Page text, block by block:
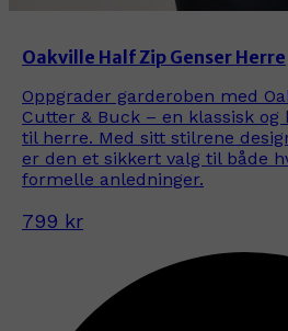
Oakville Half Zip Genser Herre
Oppgrader garderoben med
Cutter & Buck – en klassisk
til herre. Med sitt stilrene
er den et sikkert valg til både
formelle anledninger.
799 kr